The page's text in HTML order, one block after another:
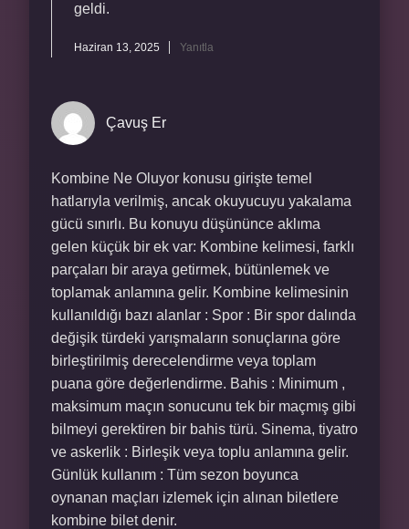
geldi.
Haziran 13, 2025 Yanıtla
Çavuş Er
Kombine Ne Oluyor konusu girişte temel
hatlarıyla verilmiş, ancak okuyucuyu yakalama
gücü sınırlı. Bu konuyu düşününce aklıma
gelen küçük bir ek var: Kombine kelimesi, farklı
parçaları bir araya getirmek, bütünlemek ve
toplamak anlamına gelir. Kombine kelimesinin
kullanıldığı bazı alanlar : Spor : Bir spor dalında
değişik türdeki yarışmaların sonuçlarına göre
birleştirilmiş derecelendirme veya toplam
puana göre değerlendirme. Bahis : Minimum ,
maksimum maçın sonucunu tek bir maçmış gibi
bilmeyi gerektiren bir bahis türü. Sinema, tiyatro
ve askerlik : Birleşik veya toplu anlamına gelir.
Günlük kullanım : Tüm sezon boyunca
oynanan maçları izlemek için alınan biletlere
kombine bilet denir.